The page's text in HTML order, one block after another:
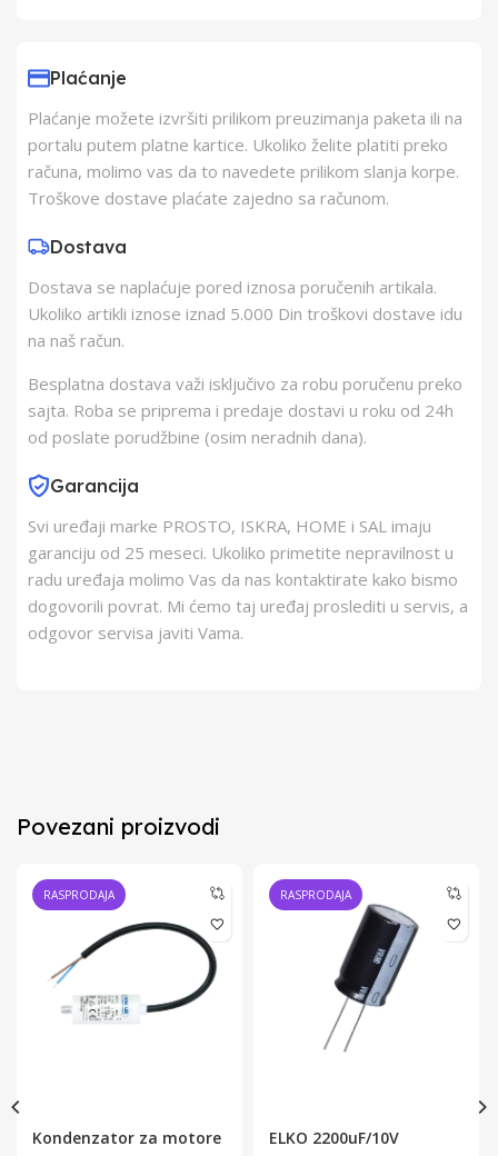
Proizvođač H kft.
Zemlja Porekla
Zemlja Uvoza
Plaćanje
Plaćanje možete izvršiti prilikom preuzimanja paketa ili na
portalu putem platne kartice. Ukoliko želite platiti preko
računa, molimo vas da to navedete prilikom slanja korpe.
Troškove dostave plaćate zajedno sa računom.
Dostava
Dostava se naplaćuje pored iznosa poručenih artikala.
Ukoliko artikli iznose iznad 5.000 Din troškovi dostave idu
na naš račun.
Besplatna dostava važi isključivo za robu poručenu preko
sajta. Roba se priprema i predaje dostavi u roku od 24h
od poslate porudžbine (osim neradnih dana).
Garancija
Svi uređaji marke PROSTO, ISKRA, HOME i SAL imaju
garanciju od 25 meseci. Ukoliko primetite nepravilnost u
radu uređaja molimo Vas da nas kontaktirate kako bismo
dogovorili povrat. Mi ćemo taj uređaj proslediti u servis, a
odgovor servisa javiti Vama.
Povezani proizvodi
RASPRODAJA
Kondenzator za motore
RASPRODAJA
ELKO 2200uF/10V